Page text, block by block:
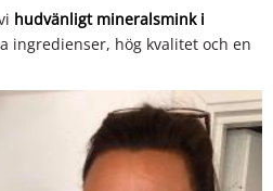
hudvänligt mineralsmink i
ingredienser, hög kvalitet och en